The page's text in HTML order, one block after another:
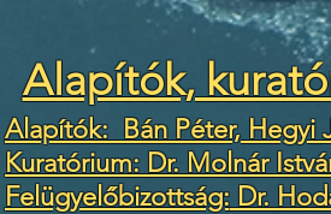
Alapítók,
Alapítók: Bán Péter, Hegyi
Kuratórium: Dr. Molnár
Felügyelőbizottság: Dr.